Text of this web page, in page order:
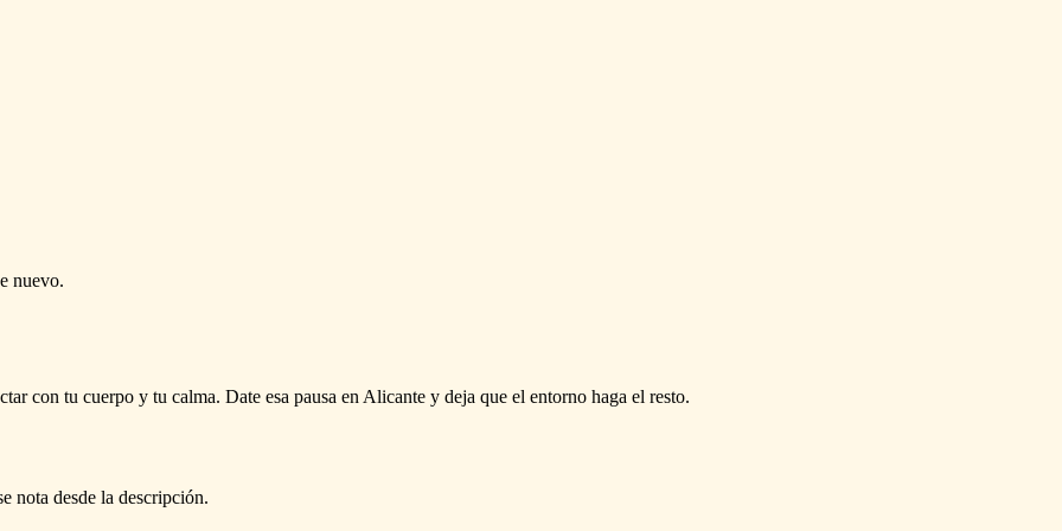
nuevo.
con tu cuerpo y tu calma. Date esa pausa en Alicante y deja que el entorno haga el resto.
nota desde la descripción.